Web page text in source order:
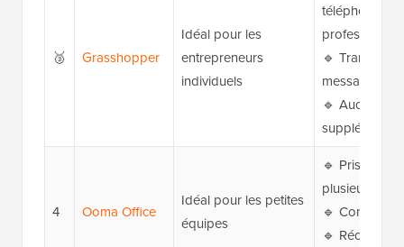
🥉 Grasshopper
Idéal pour les
entrepreneurs
individuels
téléphone
🔹
messages
🔹 Aucun
4 Ooma Office
Idéal pour les petites
équipes
🔹 Prise en
plusieurs
🔹
🔹